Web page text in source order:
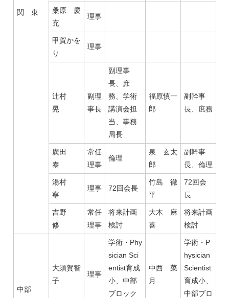
関 東
桑原 慶
充
理事
甲賀かを
り
理事
辻村
晃
副理
事長
副理事
長、庶
務、学術
講演会担
当、事務
局長
福原慎一
郎
副幹事
長、庶務
廣田
泰
常任
理事
倫理
泉 玄太
郎
副幹事
長、倫理
湯村
寧
理事 72回会長
竹島 徹
平
72回会
長
吉野
修
常任
理事
将来計画
検討
大木 麻
喜
将来計画
検討
中部
大須賀智
子
理事
学術・Phy
sician Sci
entist育成
小、中部
ブロック
中西 菜
月
学術・P
hysician
Scientist
育成小、
中部ブロ